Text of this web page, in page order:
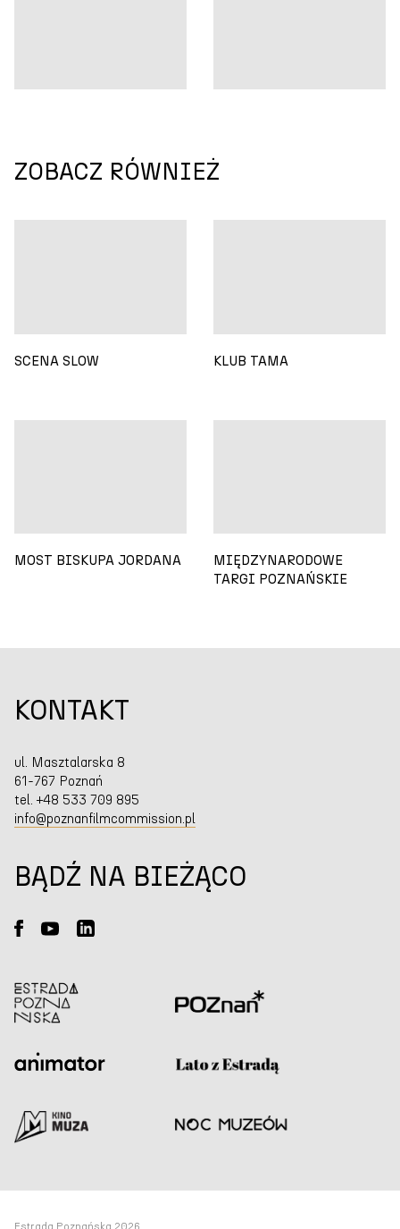
ZOBACZ RÓWNIEŻ
SCENA SLOW KLUB TAMA
MOST BISKUPA JORDANA
MIĘDZYNARODOWE
TARGI POZNAŃSKIE
KONTAKT
ul. Masztalarska 8
61-767 Poznań
tel. +48 533 709 895
info@poznanfilmcommission.pl
BĄDŹ NA BIEŻĄCO
Estrada Poznańska 2026